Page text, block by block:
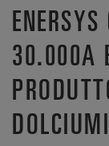
30.000A